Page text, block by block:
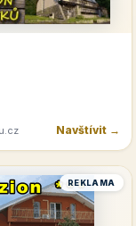
Navštívit →
REKLAMA